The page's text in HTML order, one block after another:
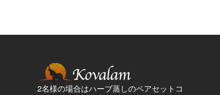
2名様の場合はハーブ蒸しのペアセットコ